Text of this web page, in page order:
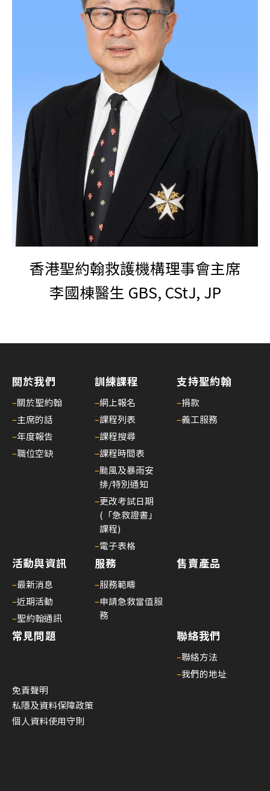
香港聖約翰救護機構理事會主席
李國棟醫生 GBS, CStJ, JP
關於我們
–關於聖約翰
–主席的話
–年度報告
–職位空缺
訓練課程
–網上報名
–課程列表
–課程搜尋
–課程時間表
–颱風及暴雨安
排/特別通知
–更改考試日期
(「急救證書」
課程)
–電子表格
支持聖約翰
–捐款
–義工服務
活動與資訊
–最新消息
–近期活動
–聖約翰通訊
服務
–服務範疇
–申請急救當值服
務
售賣產品
常見問題 聯絡我們
–聯絡方法
–我們的地址
免責聲明
私隱及資料保障政策
個人資料使用守則